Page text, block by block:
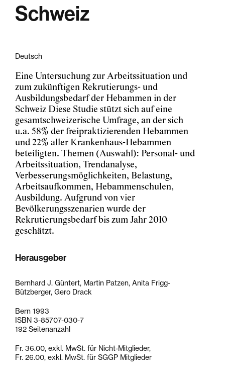
Schweiz
Deutsch
Eine Untersuchung zur Arbeitssituation und
zum zukünftigen Rekrutierungs- und
Ausbildungsbedarf der Hebammen in der
Schweiz Diese Studie stützt sich auf eine
gesamtschweizerische Umfrage, an der sich
u.a. 58% der freipraktizierenden Hebammen
und 22% aller Krankenhaus-Hebammen
beteiligten. Themen (Auswahl): Personal- und
Arbeitssituation, Trendanalyse,
Verbesserungsmöglichkeiten, Belastung,
Arbeitsaufkommen, Hebammenschulen,
Ausbildung. Aufgrund von vier
Bevölkerungsszenarien wurde der
Rekrutierungsbedarf bis zum Jahr 2010
geschätzt.
Herausgeber
Bernhard J. Güntert, Martin Patzen, Anita Frigg-
Bützberger, Gero Drack
Bern 1993
ISBN 3-85707-030-7
192 Seitenanzahl
Fr. 36.00, exkl. MwSt. für Nicht-Mitglieder,
Fr. 26.00, exkl. MwSt. für SGGP Mitglieder